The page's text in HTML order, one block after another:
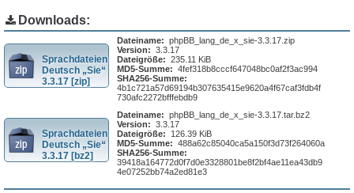
Downloads:
Sprachdateien
Deutsch „Sie“
3.3.17 [zip]
Dateiname: phpBB_lang_de_x_sie-3.3.17.zip
Version: 3.3.17
Dateigröße: 235.11 KiB
MD5-Summe: 4fef318b8cccf647048bc0af2f3ac994
SHA256-Summe:
4b1c721a57d69194b307635415e9620a4f67caf3fdb4f
730afc2272bfffebdb9
Sprachdateien
Deutsch „Sie“
3.3.17 [bz2]
Dateiname: phpBB_lang_de_x_sie-3.3.17.tar.bz2
Version: 3.3.17
Dateigröße:
126.39 KiB
MD5-Summe: 488a62c85040ca5a150f3d73f264060a
SHA256-Summe:
39418a164772d0f7d0e3328801be8f2bf4ae11ea43db9
4e07252bb74a2ed81e3